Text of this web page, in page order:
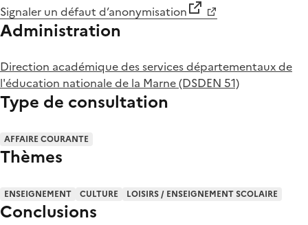
Signaler un défaut d’anonymisation
Administration
Direction académique des services départementaux de
l'éducation nationale de la Marne (DSDEN 51)
Type de consultation
AFFAIRE COURANTE
Thèmes
ENSEIGNEMENT CULTURE LOISIRS / ENSEIGNEMENT SCOLAIRE
Conclusions